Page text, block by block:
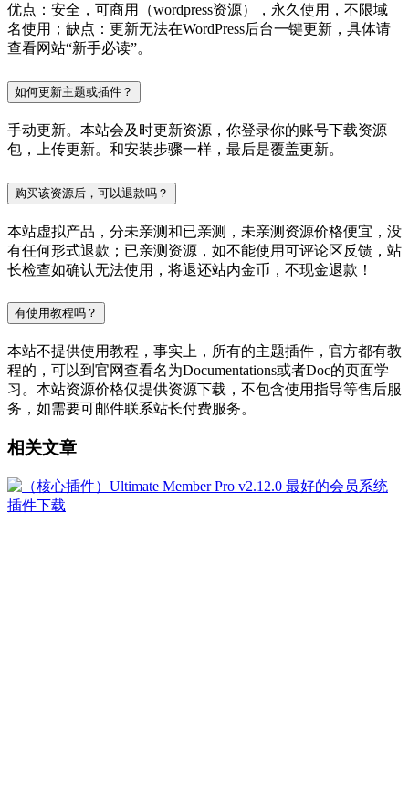
优点：安全，可商用（wordpress资源），永久使用，不限域
名使用；缺点：更新无法在WordPress后台一键更新，具体请
查看网站“新手必读”。
如何更新主题或插件？
手动更新。本站会及时更新资源，你登录你的账号下载资源
包，上传更新。和安装步骤一样，最后是覆盖更新。
购买该资源后，可以退款吗？
本站虚拟产品，分未亲测和已亲测，未亲测资源价格便宜，没
有任何形式退款；已亲测资源，如不能使用可评论区反馈，站
长检查如确认无法使用，将退还站内金币，不现金退款！
有使用教程吗？
本站不提供使用教程，事实上，所有的主题插件，官方都有教
程的，可以到官网查看名为Documentations或者Doc的页面学
习。本站资源价格仅提供资源下载，不包含使用指导等售后服
务，如需要可邮件联系站长付费服务。
相关文章